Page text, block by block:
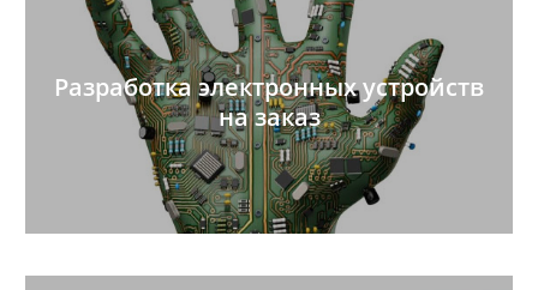
Разработка электронных устройств
на заказ